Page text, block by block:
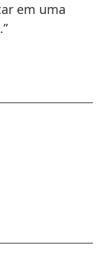
em uma